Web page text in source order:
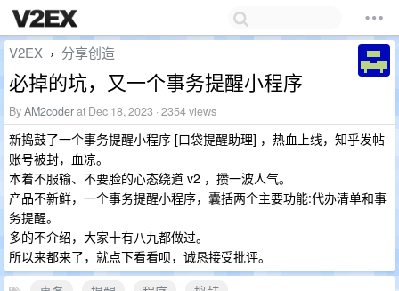
V2EX › 分享创造
必掉的坑，又一个事务提醒小程序
ByAM2coderat Dec 18, 2023 · 2354 views
新捣鼓了一个事务提醒小程序 [口袋提醒助理] ，热血上线，知乎发帖
账号被封，血凉。
本着不服输、不要脸的心态绕道 v2 ，攒一波人气。
产品不新鲜，一个事务提醒小程序，囊括两个主要功能:代办清单和事
务提醒。
多的不介绍，大家十有八九都做过。
所以来都来了，就点下看看呗，诚恳接受批评。